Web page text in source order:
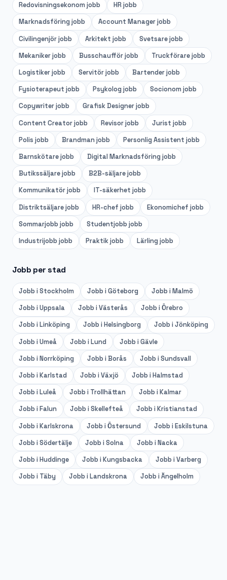
Redovisningsekonom jobb HR jobb
Marknadsföring jobb Account Managerjobb
Civilingenjörjobb Arkitekt jobb Svetsarejobb
Mekanikerjobb Busschaufförjobb Truckförarejobb
Logistikerjobb Servitörjobb Bartenderjobb
Fysioterapeut jobb Psykolog jobb Socionom jobb
Copywriterjobb Grafisk Designerjobb
Content Creatorjobb Revisorjobb Jurist jobb
Polis jobb Brandman jobb Personlig Assistent jobb
Barnskötarejobb Digital Marknadsföring jobb
Butikssäljarejobb B2B-säljarejobb
Kommunikatörjobb IT-säkerhet jobb
Distriktsäljarejobb HR-chef jobb Ekonomichef jobb
Sommarjobb jobb Studentjobb jobb
Industrijobb jobb Praktikjobb Lärling jobb
Jobb per stad
Jobb iStockholm Jobb iGöteborg Jobb iMalmö
Jobb iUppsala Jobb iVästerås Jobb iÖrebro
Jobb iLinköping Jobb iHelsingborg Jobb iJönköping
Jobb iUmeå Jobb iLund Jobb iGävle
Jobb iNorrköping Jobb iBorås Jobb iSundsvall
Jobb iKarlstad Jobb iVäxjö Jobb iHalmstad
Jobb iLuleå Jobb i Trollhättan Jobb iKalmar
Jobb iFalun Jobb iSkellefteå Jobb iKristianstad
Jobb iKarlskrona Jobb iÖstersund Jobb iEskilstuna
Jobb iSödertälje Jobb iSolna Jobb iNacka
Jobb iHuddinge Jobb iKungsbacka Jobb iVarberg
Jobb i Täby Jobb iLandskrona Jobb iÄngelholm